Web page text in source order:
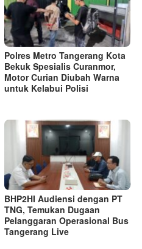
Polres Metro Tangerang Kota
Bekuk Spesialis Curanmor,
Motor Curian Diubah Warna
untuk Kelabui Polisi
BHP2HI Audiensi dengan PT
TNG, Temukan Dugaan
Pelanggaran Operasional Bus
Tangerang Live